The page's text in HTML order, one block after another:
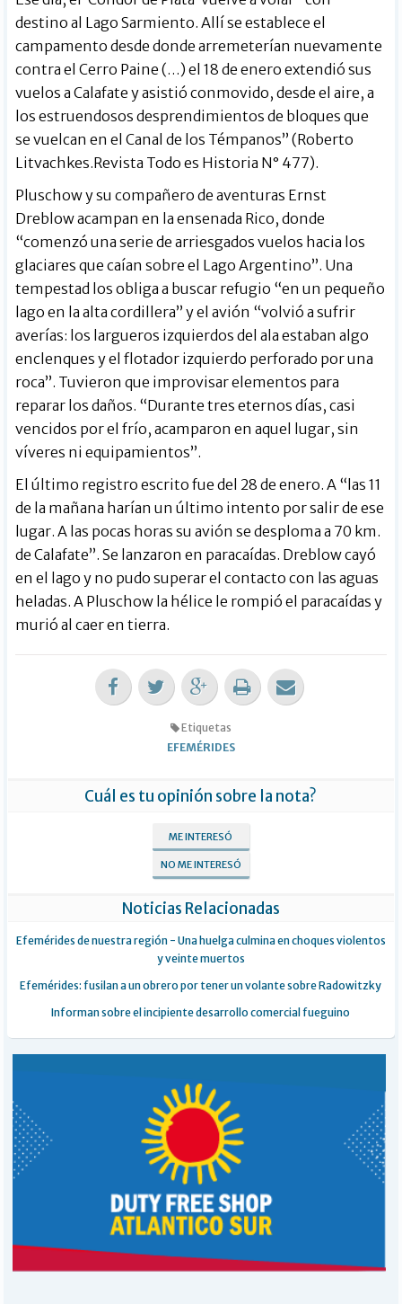
destino al Lago Sarmiento. Allí se establece el
campamento desde donde arremeterían nuevamente
contra el Cerro Paine (…) el 18 de enero extendió sus
vuelos a Calafate y asistió conmovido, desde el aire, a
los estruendosos desprendimientos de bloques que
se vuelcan en el Canal de los Témpanos” (Roberto
Litvachkes.Revista Todo es Historia N° 477).
Pluschow y su compañero de aventuras Ernst
Dreblow acampan en la ensenada Rico, donde
“comenzó una serie de arriesgados vuelos hacia los
glaciares que caían sobre el Lago Argentino”. Una
tempestad los obliga a buscar refugio “en un pequeño
lago en la alta cordillera” y el avión “volvió a sufrir
averías: los largueros izquierdos del ala estaban algo
enclenques y el flotador izquierdo perforado por una
roca”. Tuvieron que improvisar elementos para
reparar los daños. “Durante tres eternos días, casi
vencidos por el frío, acamparon en aquel lugar, sin
víveres ni equipamientos”.
El último registro escrito fue del 28 de enero. A “las 11
de la mañana harían un último intento por salir de ese
lugar. A las pocas horas su avión se desploma a 70 km.
de Calafate”. Se lanzaron en paracaídas. Dreblow cayó
en el lago y no pudo superar el contacto con las aguas
heladas. A Pluschow la hélice le rompió el paracaídas y
murió al caer en tierra.
Etiquetas
EFEMÉRIDES
Cuál es tu opinión sobre la nota?
ME INTERESÓ
NO ME INTERESÓ
Noticias Relacionadas
Efemérides de nuestra región - Una huelga culmina en choques violentos
y veinte muertos
Efemérides: fusilan a un obrero por tener un volante sobre Radowitzky
Informan sobre el incipiente desarrollo comercial fueguino